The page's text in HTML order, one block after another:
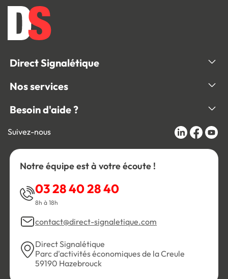
Direct Signalétique
Nos services
Besoin d'aide ?
Suivez-nous
Notre équipe est à votre écoute !
03 28 40 28 40
8h à 18h
contact@direct-signaletique.com
Direct Signalétique
Parc d'activités économiques de la Creule
59190 Hazebrouck